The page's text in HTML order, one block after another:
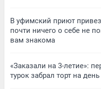
В уфимский приют
почти ничего о себе не
вам знакома
«Заказали на 3-летие»:
турок забрал торт на